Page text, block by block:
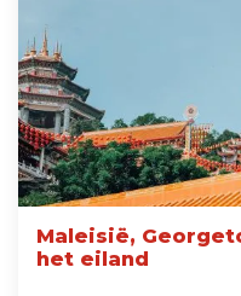
Maleisië,
het eiland